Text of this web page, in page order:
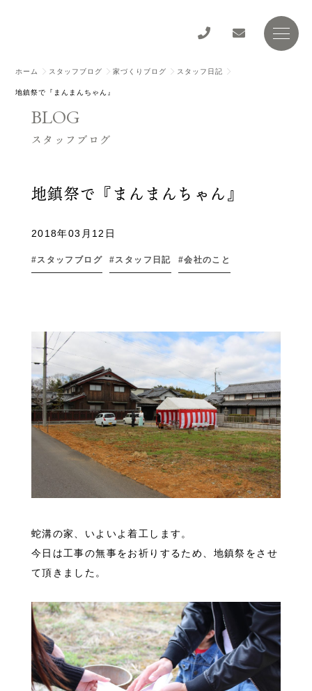
ホーム スタッフブログ 家づくりブログ スタッフ日記
地鎮祭で『まんまんちゃん』
BLOG
スタッフブログ
地鎮祭で『まんまんちゃん』
2018年03月12日
スタッフブログ スタッフ日記 会社のこと
蛇溝の家、いよいよ着工します。
今日は工事の無事をお祈りするため、地鎮祭をさせ
て頂きました。